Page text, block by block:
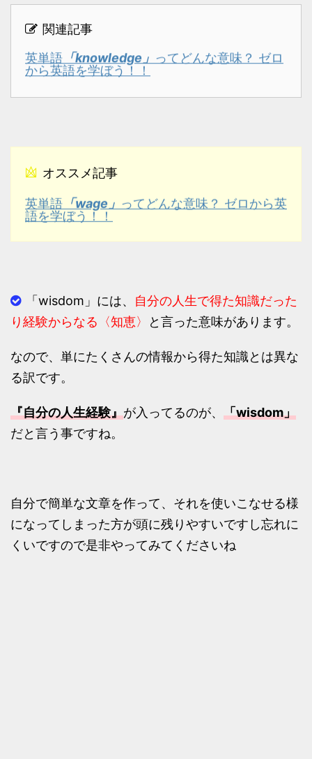
関連記事
英単語 「knowledge」 ってどんな意味？ ゼロ
から英語を学ぼう！！
オススメ記事
英単語
「wage」
ってどんな意味？ ゼロから英
語を学ぼう！！
「wisdom」には、 自分の人生で得た知識だった
り経験からなる〈知恵〉
と言った意味があります。
なので、単にたくさんの情報から得た知識とは異な
る訳です。
『自分の人生経験』が入ってるのが、 「wisdom」
だと言う事ですね。
自分で簡単な文章を作って、それを使いこなせる様
になってしまった方が頭に残りやすいですし忘れに
くいですので是非やってみてくださいね